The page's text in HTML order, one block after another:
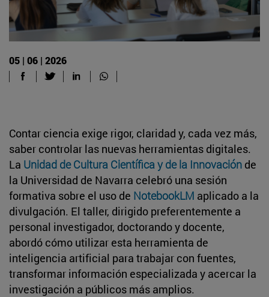
05 | 06 | 2026
Contar ciencia exige rigor, claridad y, cada vez más,
saber controlar las nuevas herramientas digitales.
La Unidad de Cultura Científica y de la Innovación de
la Universidad de Navarra celebró una sesión
formativa sobre el uso de NotebookLM aplicado a la
divulgación. El taller, dirigido preferentemente a
personal investigador, doctorando y docente,
abordó cómo utilizar esta herramienta de
inteligencia artificial para trabajar con fuentes,
transformar información especializada y acercar la
investigación a públicos más amplios.